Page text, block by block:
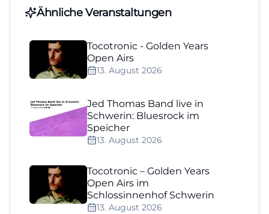
Ähnliche Veranstaltungen
Tocotronic - Golden Years
Open Airs
13. August 2026
Jed Thomas Band live in
Schwerin: Bluesrock im
Speicher
13. August 2026
Tocotronic – Golden Years
Open Airs im
Schlossinnenhof Schwerin
13. August 2026